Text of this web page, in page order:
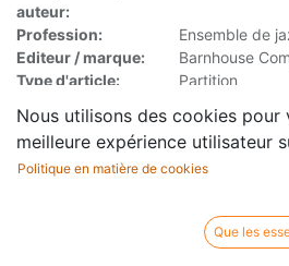
auteur:
Profession:
Ensemble de
Editeur / marque:
Barnhouse
Type d'article:
Partition
Nous utilisons des cookies pour
meilleure expérience utilisateur
Politique en matière de cookies
Que les